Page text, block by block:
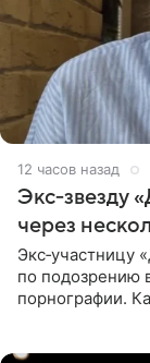
12 часов назад
Экс‑звезду
через
Экс‑участницу
по подозрению
порнографии.